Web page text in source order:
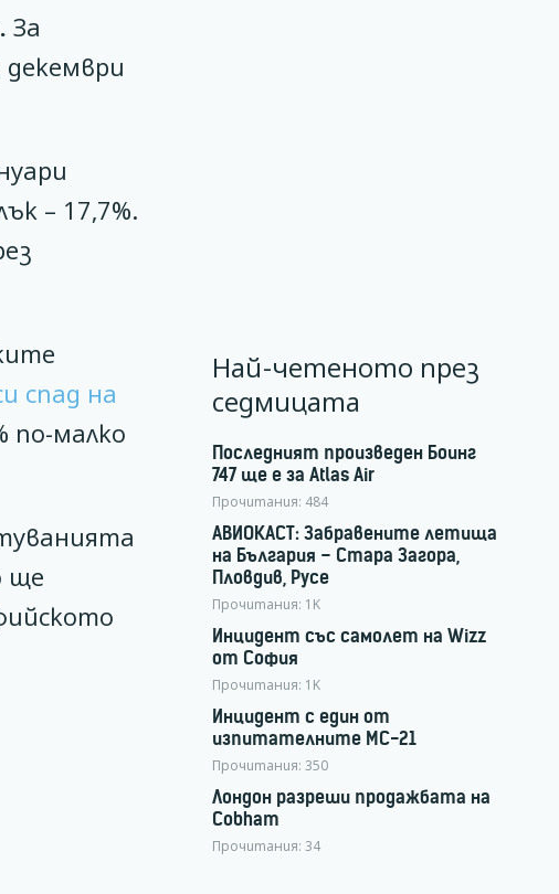
За
декември
– 17,7%.
спад на
по-малко
ще
Най-четеното през
седмицата
Последният произведен Боинг
747 ще е за Atlas Air
Прочитания: 484
АВИОКАСТ: Забравените летища
на България – Стара Загора,
Пловдив, Русе
Прочитания: 1K
Инцидент със самолет на Wizz
от София
Прочитания: 1K
Инцидент с един от
изпитателните МС-21
Прочитания: 350
Лондон разреши продажбата на
Cobham
Прочитания: 34